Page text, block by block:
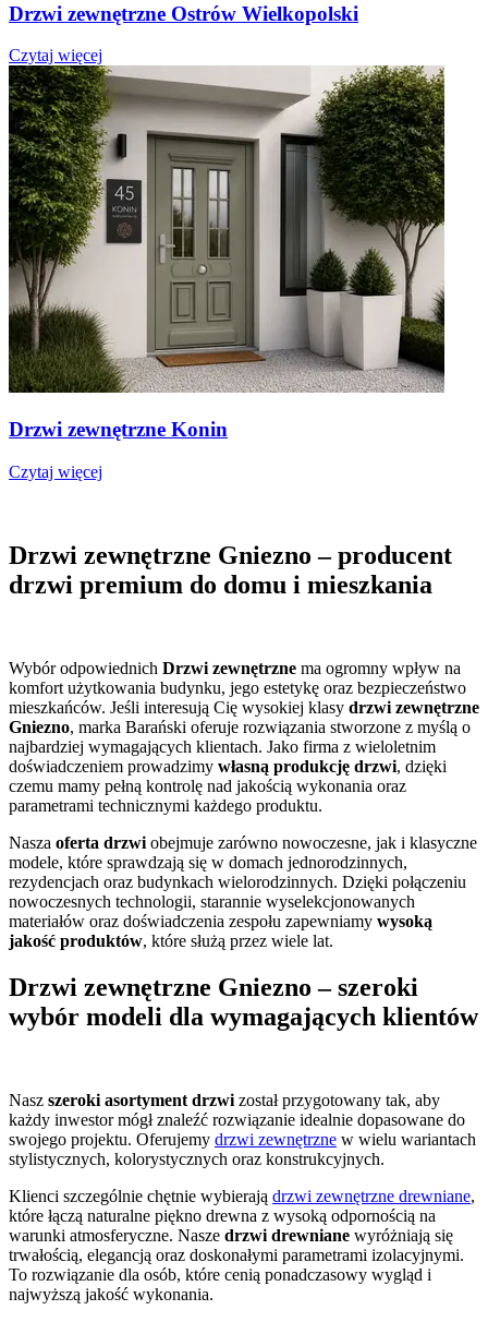
Drzwi zewnętrzne Ostrów Wielkopolski
Czytaj więcej
Drzwi zewnętrzne Konin
Czytaj więcej
Drzwi zewnętrzne Gniezno – producent
drzwi premium do domu i mieszkania
Wybór odpowiednich Drzwi zewnętrzne ma ogromny wpływ na
komfort użytkowania budynku, jego estetykę oraz bezpieczeństwo
mieszkańców. Jeśli interesują Cię wysokiej klasy drzwi zewnętrzne
Gniezno, marka Barański oferuje rozwiązania stworzone z myślą o
najbardziej wymagających klientach. Jako firma z wieloletnim
doświadczeniem prowadzimy własną produkcję drzwi, dzięki
czemu mamy pełną kontrolę nad jakością wykonania oraz
parametrami technicznymi każdego produktu.
Nasza oferta drzwi obejmuje zarówno nowoczesne, jak i klasyczne
modele, które sprawdzają się w domach jednorodzinnych,
rezydencjach oraz budynkach wielorodzinnych. Dzięki połączeniu
nowoczesnych technologii, starannie wyselekcjonowanych
materiałów oraz doświadczenia zespołu zapewniamy wysoką
jakość produktów, które służą przez wiele lat.
Drzwi zewnętrzne Gniezno – szeroki
wybór modeli dla wymagających klientów
Nasz szeroki asortyment drzwi został przygotowany tak, aby
każdy inwestor mógł znaleźć rozwiązanie idealnie dopasowane do
swojego projektu. Oferujemy drzwi zewnętrzne w wielu wariantach
stylistycznych, kolorystycznych oraz konstrukcyjnych.
Klienci szczególnie chętnie wybierają drzwi zewnętrzne drewniane,
które łączą naturalne piękno drewna z wysoką odpornością na
warunki atmosferyczne. Nasze drzwi drewniane wyróżniają się
trwałością, elegancją oraz doskonałymi parametrami izolacyjnymi.
To rozwiązanie dla osób, które cenią ponadczasowy wygląd i
najwyższą jakość wykonania.